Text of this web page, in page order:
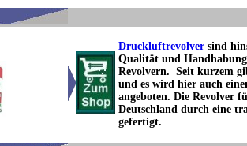
Druckluftrevolver sind
Qualität und
Revolvern. Seit kurzem
und es wird hier auch
angeboten. Die Revolver
Deutschland durch eine
gefertigt.